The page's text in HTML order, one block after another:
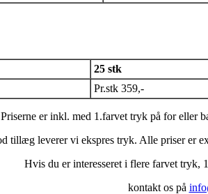
25 stk
Pr.stk 359,-
Priserne er inkl. med 1.farvet tryk på for eller
tillæg leverer vi ekspres tryk. Alle priser er
Hvis du er interesseret i flere farvet tryk,
kontakt os på